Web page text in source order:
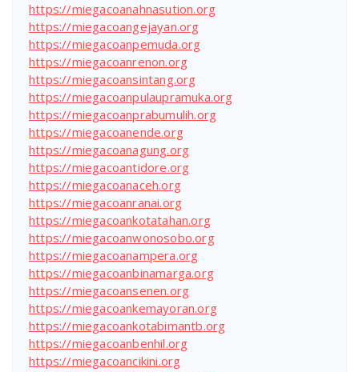
https://miegacoanahnasution.org
https://miegacoangejayan.org
https://miegacoanpemuda.org
https://miegacoanrenon.org
https://miegacoansintang.org
https://miegacoanpulaupramuka.org
https://miegacoanprabumulih.org
https://miegacoanende.org
https://miegacoanagung.org
https://miegacoantidore.org
https://miegacoanaceh.org
https://miegacoanranai.org
https://miegacoankotatahan.org
https://miegacoanwonosobo.org
https://miegacoanampera.org
https://miegacoanbinamarga.org
https://miegacoansenen.org
https://miegacoankemayoran.org
https://miegacoankotabimantb.org
https://miegacoanbenhil.org
https://miegacoancikini.org